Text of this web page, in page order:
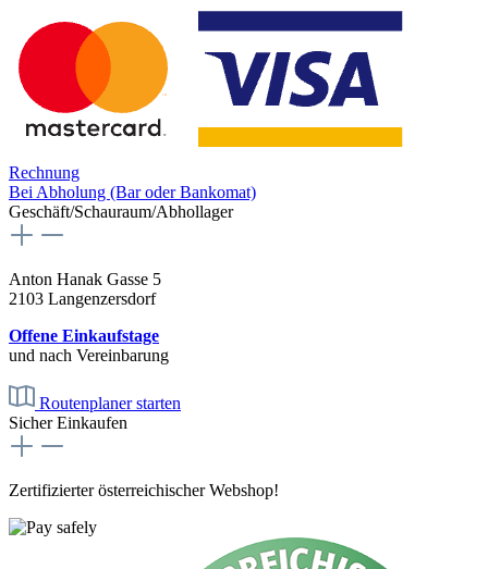
Rechnung
Bei Abholung (Bar oder Bankomat)
Geschäft/Schauraum/Abhollager
Anton Hanak Gasse 5
2103 Langenzersdorf
Offene Einkaufstage
und nach Vereinbarung
Routenplaner starten
Sicher Einkaufen
Zertifizierter österreichischer Webshop!